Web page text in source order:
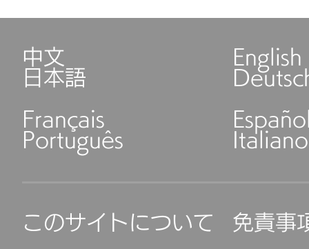
中文 English
日本語
Français
Português Italiano
このサイトについて 免責事